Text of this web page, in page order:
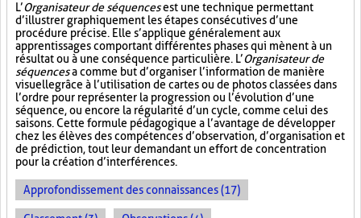
L’Organisateur de séquencesest une technique permettant
d’illustrer graphiquement les étapes consécutives d’une
procédure précise. Elle s’applique généralement aux
apprentissages comportant différentes phases qui mènent à un
résultat ou à une conséquence particulière. L’Organisateur de
séquencesa comme but d’organiser l’information de manière
visuellegrâce à l’utilisation de cartes ou de photos classées dans
l’ordre pour représenter la progression ou l’évolution d’une
séquence, ou encore la régularité d’un cycle, comme celui des
saisons. Cette formule pédagogique a l’avantage de développer
chez les élèves des compétences d’observation, d’organisation et
de prédiction, tout leur demandant un effort de concentration
pour la création d’interférences.
Approfondissement des connaissances (17)